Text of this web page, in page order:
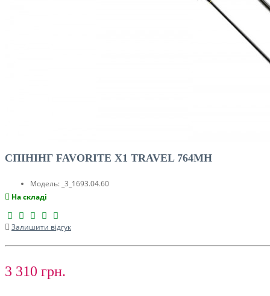
СПІНІНГ FAVORITE X1 TRAVEL 764MH
Модель: _3_1693.04.60
На складі
Залишити відгук
3 310 грн.